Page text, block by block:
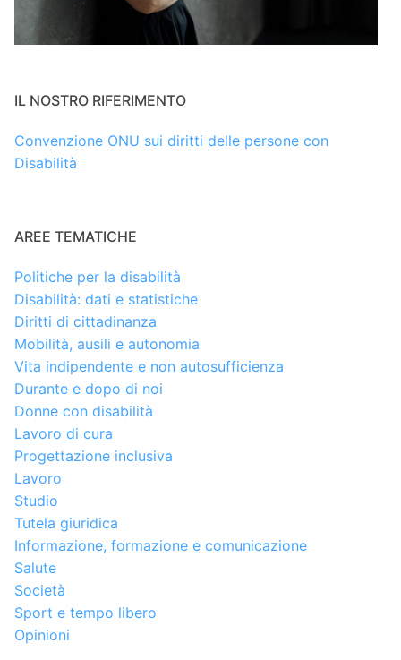
IL NOSTRO RIFERIMENTO
Convenzione ONU sui diritti delle persone con
Disabilità
AREE TEMATICHE
Politiche per la disabilità
Disabilità: dati e statistiche
Diritti di cittadinanza
Mobilità, ausili e autonomia
Vita indipendente e non autosufficienza
Durante e dopo di noi
Donne con disabilità
Lavoro di cura
Progettazione inclusiva
Lavoro
Studio
Tutela giuridica
Informazione, formazione e comunicazione
Salute
Società
Sport e tempo libero
Opinioni